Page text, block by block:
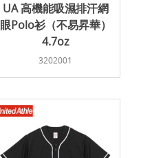
UA 高機能吸濕排汗網
眼Polo衫（不易昇華）
4.7oz
3202001